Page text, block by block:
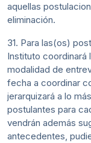
aquellas
eliminación.
31. Para las(os)
Instituto coordinará
modalidad de
fecha a coordinar
jerarquizará a lo
postulantes para
vendrán además
antecedentes,